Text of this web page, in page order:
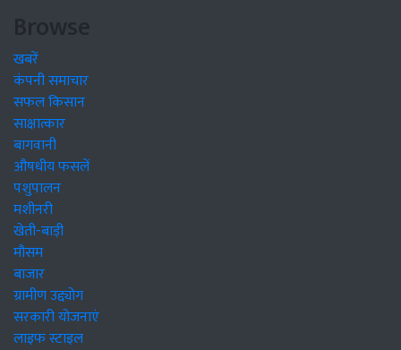
Browse
खबरें
कंपनी समाचार
सफल किसान
साक्षात्कार
बागवानी
औषधीय फसलें
पशुपालन
मशीनरी
खेती-बाड़ी
मौसम
बाजार
ग्रामीण उद्द्योग
सरकारी योजनाएं
लाइफ स्टाइल